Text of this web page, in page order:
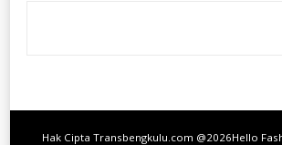
Hak Cipta Transbengkulu.com @2026Hello